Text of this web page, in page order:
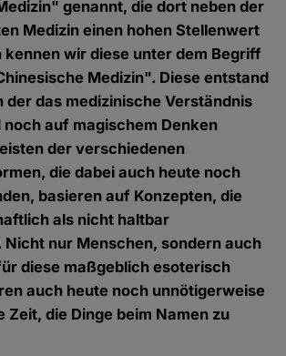
genannt, die dort neben der
Medizin einen hohen Stellenwert
kennen wir diese unter dem Begriff
Medizin". Diese entstand
der das medizinische Verständnis
auf magischem Denken
der verschiedenen
die dabei auch heute noch
basieren auf Konzepten, die
als nicht haltbar
nur Menschen, sondern auch
diese maßgeblich esoterisch
auch heute noch unnötigerweise
Zeit, die Dinge beim Namen zu